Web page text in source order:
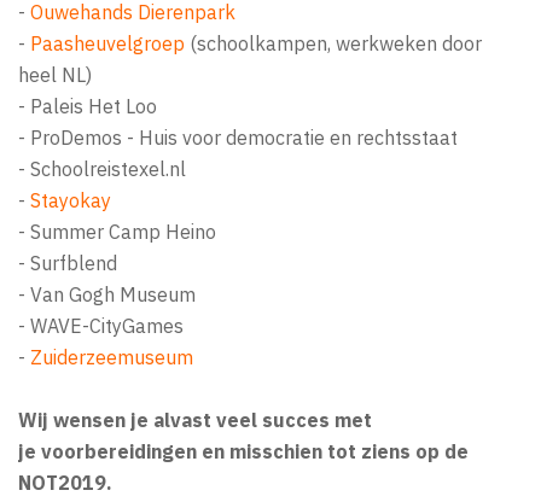
- Ouwehands Dierenpark
- Paasheuvelgroep (schoolkampen, werkweken door
heel NL)
- Paleis Het Loo
- ProDemos - Huis voor democratie en rechtsstaat
- Schoolreistexel.nl
- Stayokay
- Summer Camp Heino
- Surfblend
- Van Gogh Museum
- WAVE-CityGames
- Zuiderzeemuseum
Wij wensen je alvast veel succes met
je voorbereidingen en misschien tot ziens op de
NOT2019.